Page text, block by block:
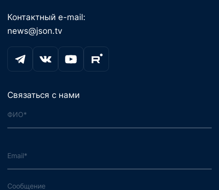
Контактный e-mail:
news@json.tv
Связаться с нами